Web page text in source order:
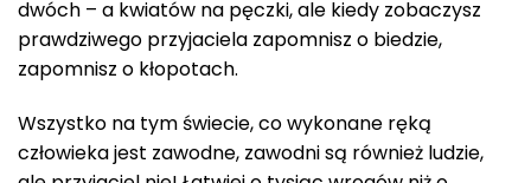
dwóch – a kwiatów na pęczki, ale kiedy zobaczysz
prawdziwego przyjaciela zapomnisz o biedzie,
zapomnisz o kłopotach.
Wszystko na tym świecie, co wykonane ręką
człowieka jest zawodne, zawodni są również ludzie,